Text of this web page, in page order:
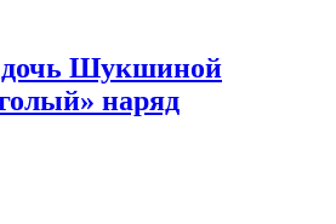
дочь Шукшиной
наряд